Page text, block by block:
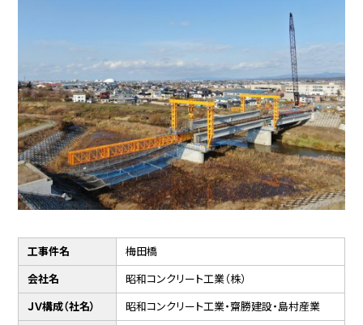
工事件名
梅田橋
会社名
昭和コンクリート工業（株）
ＪＶ構成（社名）
昭和コンクリート工業・齋勝建設・島村産業